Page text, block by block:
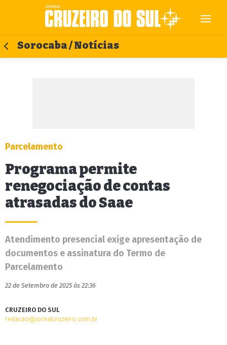
Sorocaba / Notícias
Parcelamento
Programa permite
renegociação de contas
atrasadas do Saae
Atendimento presencial exige apresentação de
documentos e assinatura do Termo de
Parcelamento
22 de Setembro de 2025 às 22:36
CRUZEIRO DO SUL
redacao@jornalcruzeiro.com.br